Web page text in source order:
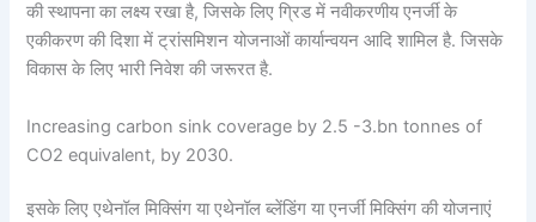
की स्थापना का लक्ष्य रखा है, जिसके लिए ग्रिड में नवीकरणीय एनर्जी के
एकीकरण की दिशा में ट्रांसमिशन योजनाओं कार्यान्वयन आदि शामिल है. जिसके
विकास के लिए भारी निवेश की जरूरत है.
Increasing carbon sink coverage by 2.5 -3.bn tonnes of
CO2 equivalent, by 2030.
इसके लिए एथेनॉल मिक्सिंग या एथेनॉल ब्लेंडिंग या एनर्जी मिक्सिंग की योजनाएं